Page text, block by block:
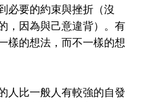
必要的約束與挫折（沒
，因為與己意違背）。有
樣的想法，而不一樣的想
人比一般人有較強的自發